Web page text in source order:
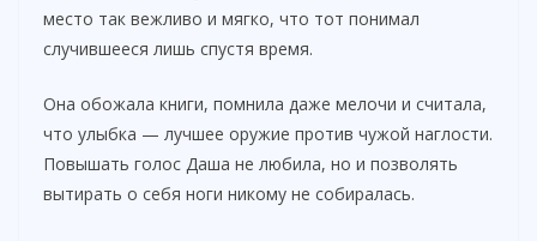
i
e
место так вежливо и мягко, что тот понимал
случившееся лишь спустя время.
Она обожала книги, помнила даже мелочи и считала,
что улыбка — лучшее оружие против чужой наглости.
Повышать голос Даша не любила, но и позволять
вытирать о себя ноги никому не собиралась.